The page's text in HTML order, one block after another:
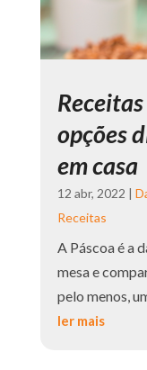
opções
em casa
12 abr, 2022 |
Receitas
A Páscoa é a
mesa e
pelo menos,
ler mais